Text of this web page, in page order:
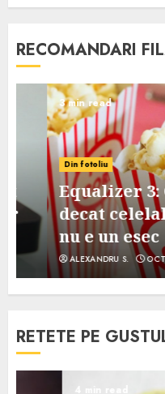
RECOMANDARI
3 min read
Din fotoliu
Equalizer 3:
decat celelalte
nu e un esec
ALEXANDRU S. OCTOBER
RETETE PE
4 min read